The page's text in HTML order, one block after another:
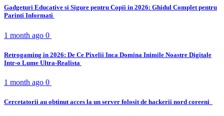
Gadgeturi Educative si Sigure pentru Copii in 2026: Ghidul Complet pentru
Parinti Informati
1 month ago 0
Retrogaming in 2026: De Ce Pixelii Inca Domina Inimile Noastre Digitale
Intr-o Lume Ultra-Realista
1 month ago 0
Cercetatorii au obtinut acces la un server folosit de hackerii nord coreeni